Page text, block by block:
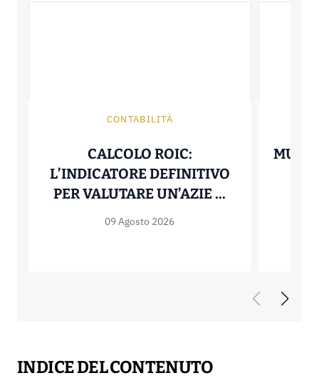
CONTABILITÀ
CALCOLO ROIC:
L’INDICATORE DEFINITIVO
PER VALUTARE UN’AZIE ...
09 Agosto 2026
INDICE DEL CONTENUTO